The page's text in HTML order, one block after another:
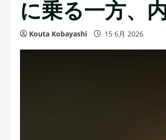
に乗る一方、
Kouta Kobayashi 15 6月 2026